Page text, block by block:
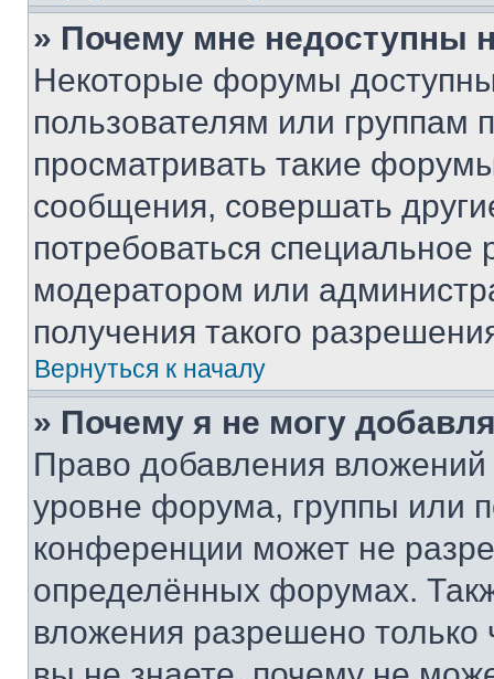
» Почему мне недоступны
Некоторые форумы
пользователям или группам
просматривать такие
сообщения, совершать
потребоваться
модератором или
получения такого
Вернуться к началу
» Почему я не могу
Право добавления
уровне форума, группы или
конференции может не
определённых форумах.
вложения разрешено